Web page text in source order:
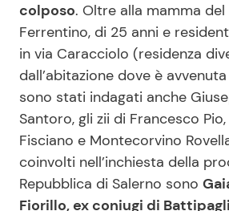
colposo. Oltre alla mamma del
Ferrentino, di 25 anni e
in via Caracciolo (residenza
dall’abitazione dove è
sono stati indagati anche
Santoro, gli zii di Francesco
Fisciano e Montecorvino
coinvolti nell’inchiesta della
Repubblica di Salerno sono
Fiorillo, ex coniugi di